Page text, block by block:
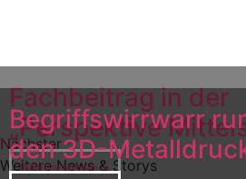
Nächster
Weitere News & Storys
Fachbeitrag in der
„Perspektive
Weiterlesen »
Begriffswirrwarr
den 3D-